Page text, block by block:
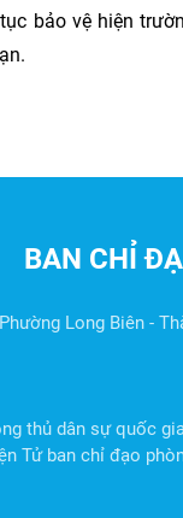
bảo vệ hiện
BAN CHỈ
Long Biên -
thủ dân sự quốc
Tử ban chỉ đạo